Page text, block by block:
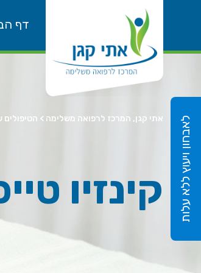
דף
לאבחון ויעוץ ללא עלות אתי קגן, המרכז לרפואה משלימה > הטיפולים
קינזיו